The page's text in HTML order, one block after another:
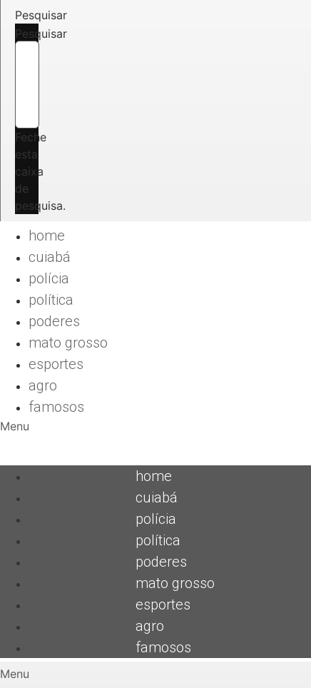
Pesquisar
Pesquisar
Feche
esta
caixa
de
pesquisa.
home
cuiabá
polícia
política
poderes
mato grosso
esportes
agro
famosos
Menu
home
cuiabá
polícia
política
poderes
mato grosso
esportes
agro
famosos
Menu